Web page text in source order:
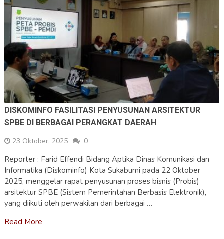
DISKOMINFO FASILITASI PENYUSUNAN ARSITEKTUR
SPBE DI BERBAGAI PERANGKAT DAERAH
23 Oktober, 2025
0
Reporter : Farid Effendi Bidang Aptika Dinas Komunikasi dan
Informatika (Diskominfo) Kota Sukabumi pada 22 Oktober
2025, menggelar rapat penyusunan proses bisnis (Probis)
arsitektur SPBE (Sistem Pemerintahan Berbasis Elektronik),
yang diikuti oleh perwakilan dari berbagai …
Read More